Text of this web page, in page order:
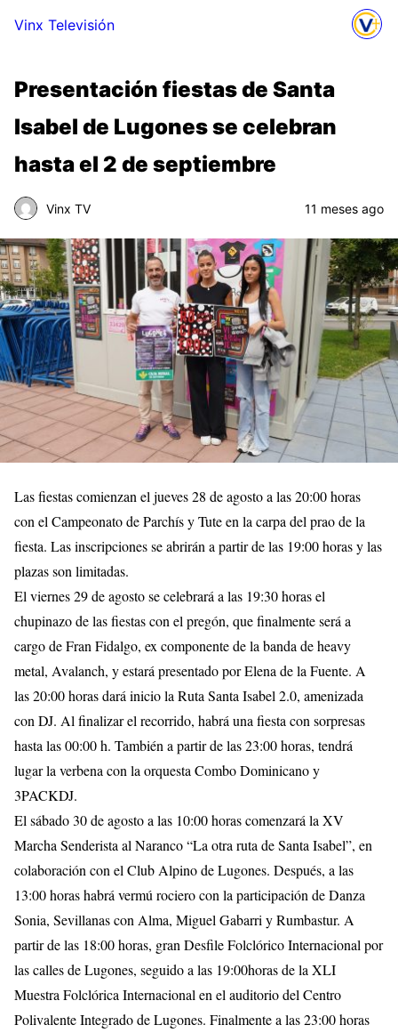
Vinx Televisión
Presentación fiestas de Santa
Isabel de Lugones se celebran
hasta el 2 de septiembre
Vinx TV 11 meses ago
Las fiestas comienzan el jueves 28 de agosto a las 20:00 horas
con el Campeonato de Parchís y Tute en la carpa del prao de la
fiesta. Las inscripciones se abrirán a partir de las 19:00 horas y las
plazas son limitadas.
El viernes 29 de agosto se celebrará a las 19:30 horas el
chupinazo de las fiestas con el pregón, que finalmente será a
cargo de Fran Fidalgo, ex componente de la banda de heavy
metal, Avalanch, y estará presentado por Elena de la Fuente. A
las 20:00 horas dará inicio la Ruta Santa Isabel 2.0, amenizada
con DJ. Al finalizar el recorrido, habrá una fiesta con sorpresas
hasta las 00:00 h. También a partir de las 23:00 horas, tendrá
lugar la verbena con la orquesta Combo Dominicano y
3PACKDJ.
El sábado 30 de agosto a las 10:00 horas comenzará la XV
Marcha Senderista al Naranco “La otra ruta de Santa Isabel”, en
colaboración con el Club Alpino de Lugones. Después, a las
13:00 horas habrá vermú rociero con la participación de Danza
Sonia, Sevillanas con Alma, Miguel Gabarri y Rumbastur. A
partir de las 18:00 horas, gran Desfile Folclórico Internacional por
las calles de Lugones, seguido a las 19:00horas de la XLI
Muestra Folclórica Internacional en el auditorio del Centro
Polivalente Integrado de Lugones. Finalmente a las 23:00 horas